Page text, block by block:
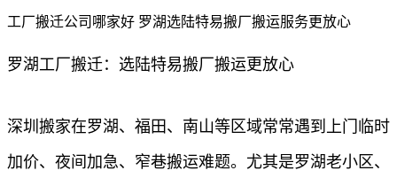
工厂搬迁公司哪家好 罗湖选陆特易搬厂搬运服务更放心
罗湖工厂搬迁：选陆特易搬厂搬运更放心
深圳搬家在罗湖、福田、南山等区域常常遇到上门临时
加价、夜间加急、窄巷搬运难题。尤其是罗湖老小区、